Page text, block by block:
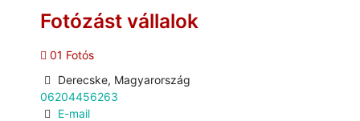
Fotózást vállalok
01 Fotós
Derecske, Magyarország
06204456263
E-mail